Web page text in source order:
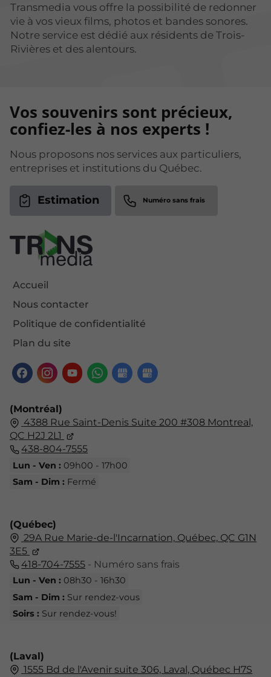
Transmedia vous offre la possibilité de redonner
vie à vos vieux films, photos et bandes sonores.
Notre service est dédié aux résidents de Trois-
Rivières et des alentours.
Accueil
Nous contacter
Politique de confidentialité
Plan du site
Vos souvenirs sont précieux,
confiez-les à nos experts !
Nous proposons nos services aux particuliers,
entreprises et institutions du Québec.
Estimation
(Québec)
29A Rue Marie-de-l'Incarnation, Québec, QC G1N
3E5
418-704-7555 - Numéro sans frais
Lun - Ven : 08h30 - 16h30
Sam - Dim : Sur rendez-vous
Soirs : Sur rendez-vous!
(Laval)
1555 Bd de l'Avenir suite 306, Laval, Québec H7S
(Montréal)
4388 Rue Saint-Denis Suite 200 #308 Montreal,
QC H2J 2L1
438-804-7555
Lun - Ven : 09h00 - 17h00
Sam - Dim : Fermé